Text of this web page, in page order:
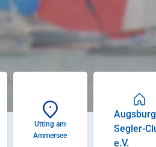
Utting am
Ammersee
Segler-
e.V.